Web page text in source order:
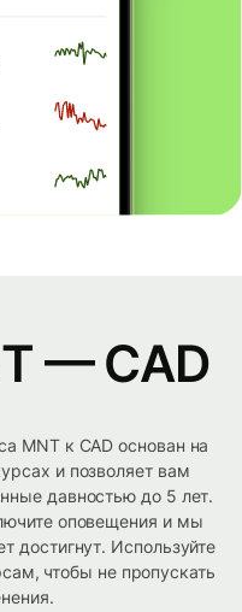
— CAD
MNT к CAD основан на
и позволяет вам
давностью до 5 лет.
оповещения и мы
достигнут. Используйте
чтобы не пропускать